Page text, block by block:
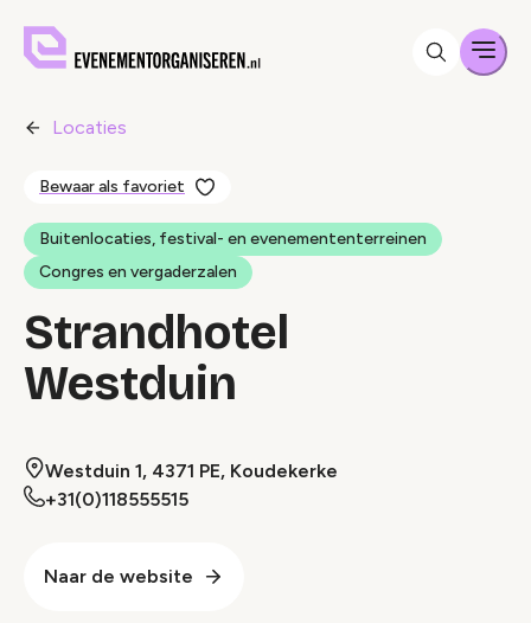
Locaties
Bewaar als favoriet
Buitenlocaties, festival- en evenemententerreinen
Congres en vergaderzalen
Strandhotel
Westduin
Westduin 1, 4371 PE, Koudekerke
+31(0)118555515
Naar de website